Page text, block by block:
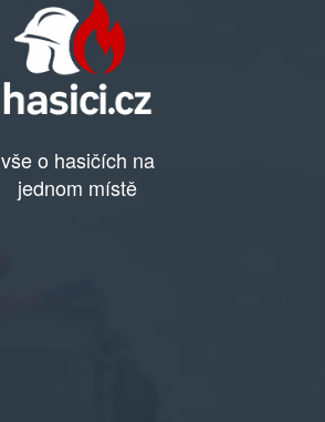
vše o hasičích na
jednom místě